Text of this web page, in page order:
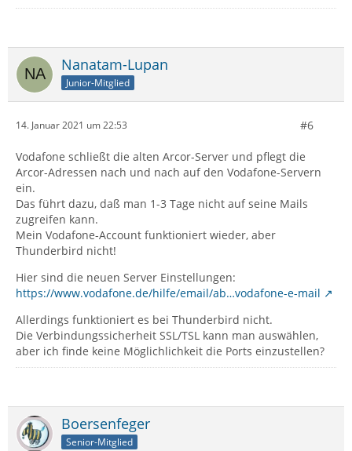
Nanatam-Lupan
Junior-Mitglied
14. Januar 2021 um 22:53 #6
Vodafone schließt die alten Arcor-Server und pflegt die
Arcor-Adressen nach und nach auf den Vodafone-Servern
ein.
Das führt dazu, daß man 1-3 Tage nicht auf seine Mails
zugreifen kann.
Mein Vodafone-Account funktioniert wieder, aber
Thunderbird nicht!
Hier sind die neuen Server Einstellungen:
https://www.vodafone.de/hilfe/email/ab…vodafone-e-mail
Allerdings funktioniert es bei Thunderbird nicht.
Die Verbindungssicherheit SSL/TSL kann man auswählen,
aber ich finde keine Möglichlichkeit die Ports einzustellen?
Boersenfeger
Senior-Mitglied